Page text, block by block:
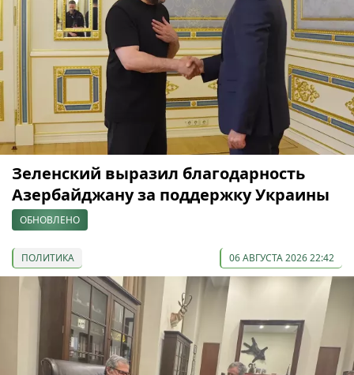
Зеленский выразил благодарность
Азербайджану за поддержку Украины
ОБНОВЛЕНО
ПОЛИТИКА 06 АВГУСТА 2026 22:42